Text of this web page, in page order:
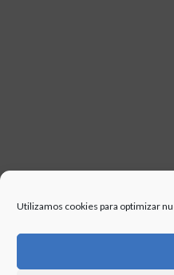
Utilizamos cookies para optimizar